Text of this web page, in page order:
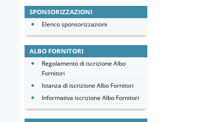
SPONSORIZZAZIONI
Elenco sponsorizzazioni
ALBO FORNITORI
Regolamento di iscrizione Albo
Fornitori
Istanza di iscrizione Albo Fornitori
Informativa iscrizione Albo Fornitori